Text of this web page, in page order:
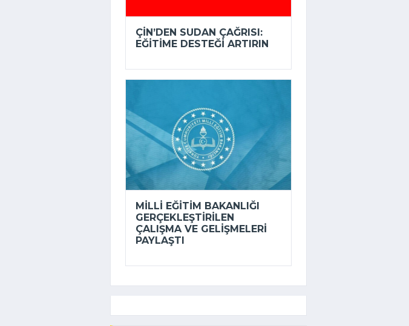
ÇIN’DEN SUDAN ÇAĞRISI:
EĞITIME DESTEĞI ARTIRIN
MILLI EĞITIM BAKANLIĞI
GERÇEKLEŞTIRILEN
ÇALIŞMA VE GELIŞMELERI
PAYLAŞTI